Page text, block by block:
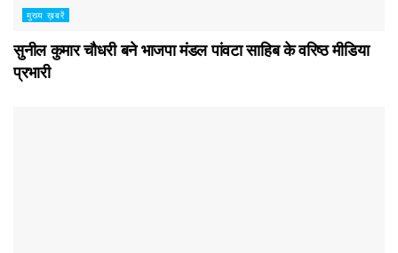
मुख्य ख़बरें
सुनील कुमार चौधरी बने भाजपा मंडल पांवटा साहिब के वरिष्ठ मीडिया
प्रभारी